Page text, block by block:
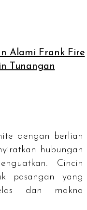
Alami Frank Fire
Tunangan
dengan berlian
hubungan
Cincin
pasangan yang
dan makna